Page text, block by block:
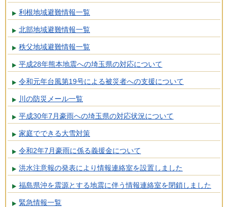
利根地域避難情報一覧
北部地域避難情報一覧
秩父地域避難情報一覧
平成28年熊本地震への埼玉県の対応について
令和元年台風第19号による被災者への支援について
川の防災メール一覧
平成30年7月豪雨への埼玉県の対応状況について
家庭でできる大雪対策
令和2年7月豪雨に係る義援金について
洪水注意報の発表により情報連絡室を設置しました
福島県沖を震源とする地震に伴う情報連絡室を閉鎖しました
緊急情報一覧